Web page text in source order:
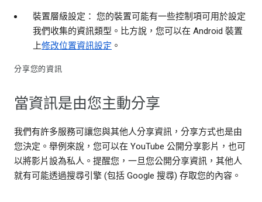
裝置層級設定： 您的裝置可能有一些控制項可用於設定
我們收集的資訊類型。比方說，您可以在 Android 裝置
上修改位置資訊設定 。
分享您的資訊
當資訊是由您主動分享
我們有許多服務可讓您與其他人分享資訊，分享方式也是由
您決定。舉例來說，您可以在 YouTube 公開分享影片，也可
以將影片設為私人。提醒您，一旦您公開分享資訊，其他人
就有可能透過搜尋引擎 (包括 Google 搜尋) 存取您的內容。